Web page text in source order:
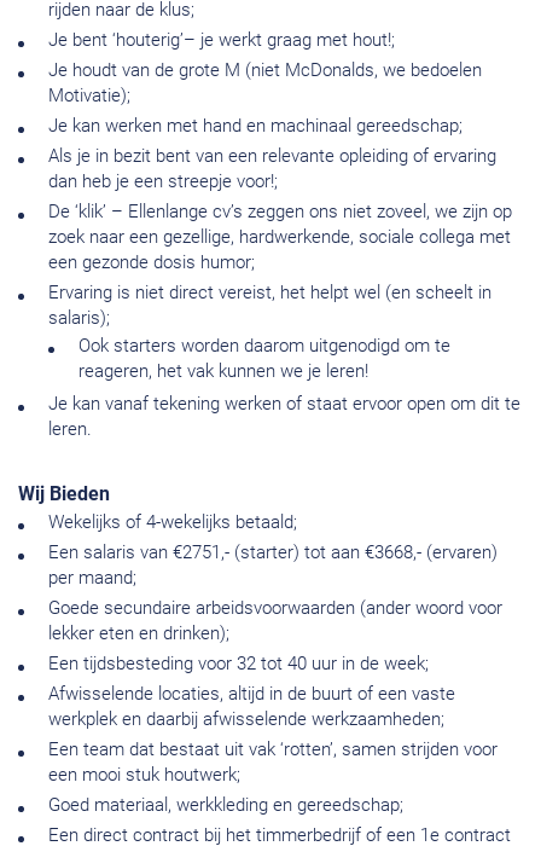
rijden naar de klus;
Je bent ‘houterig’– je werkt graag met hout!;
Je houdt van de grote M (niet McDonalds, we bedoelen
Motivatie);
Je kan werken met hand en machinaal gereedschap;
Als je in bezit bent van een relevante opleiding of ervaring
dan heb je een streepje voor!;
De ‘klik’ – Ellenlange cv’s zeggen ons niet zoveel, we zijn op
zoek naar een gezellige, hardwerkende, sociale collega met
een gezonde dosis humor;
Ervaring is niet direct vereist, het helpt wel (en scheelt in
salaris);
Ook starters worden daarom uitgenodigd om te
reageren, het vak kunnen we je leren!
Je kan vanaf tekening werken of staat ervoor open om dit te
leren.
Wij Bieden
Wekelijks of 4-wekelijks betaald;
Een salaris van €2751,- (starter) tot aan €3668,- (ervaren)
per maand;
Goede secundaire arbeidsvoorwaarden (ander woord voor
lekker eten en drinken);
Een tijdsbesteding voor 32 tot 40 uur in de week;
Afwisselende locaties, altijd in de buurt of een vaste
werkplek en daarbij afwisselende werkzaamheden;
Een team dat bestaat uit vak ‘rotten’, samen strijden voor
een mooi stuk houtwerk;
Goed materiaal, werkkleding en gereedschap;
Een direct contract bij het timmerbedrijf of een 1e contract